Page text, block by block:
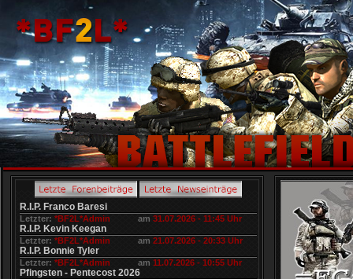
R.I.P. Franco Baresi
Letzter: *BF2L*Admin am 31.07.2026 - 11:45 Uhr
R.I.P. Kevin Keegan
Letzter: *BF2L*Admin am 21.07.2026 - 20:33 Uhr
R.I.P. Bonnie Tyler
Letzter: *BF2L*Admin am 11.07.2026 - 10:55 Uhr
Pfingsten - Pentecost 2026